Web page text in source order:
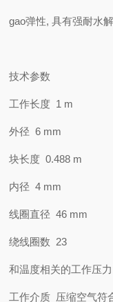
gao弹性, 具有强耐水
技术参数
工作长度 1 m
外径 6 mm
块长度 0.488 m
内径 4 mm
线圈直径 46 mm
绕线圈数 23
和温度相关的工作压
工作介质 压缩空气符